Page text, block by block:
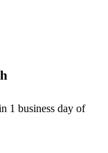
1 business day of